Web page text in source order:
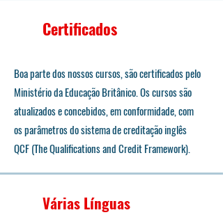
Certificados
Boa parte dos nossos cursos, são certificados pelo
Ministério da Educação Britânico. Os cursos são
atualizados e concebidos, em conformidade, com
os parâmetros do sistema de creditação inglês
QCF (The Qualifications and Credit Framework).
​Várias Línguas